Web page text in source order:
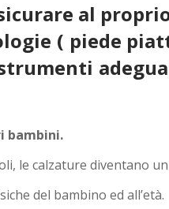
al
( piede
bambini.
le calzature diventano
del bambino ed all’età.